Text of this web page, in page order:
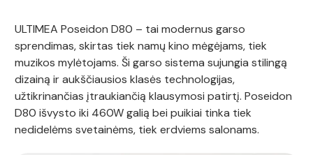
ULTIMEA Poseidon D80 – tai modernus garso
sprendimas, skirtas tiek namų kino mėgėjams, tiek
muzikos mylėtojams. Ši garso sistema sujungia stilingą
dizainą ir aukščiausios klasės technologijas,
užtikrinančias įtraukiančią klausymosi patirtį. Poseidon
D80 išvysto iki 460W galią bei puikiai tinka tiek
nedidelėms svetainėms, tiek erdviems salonams.